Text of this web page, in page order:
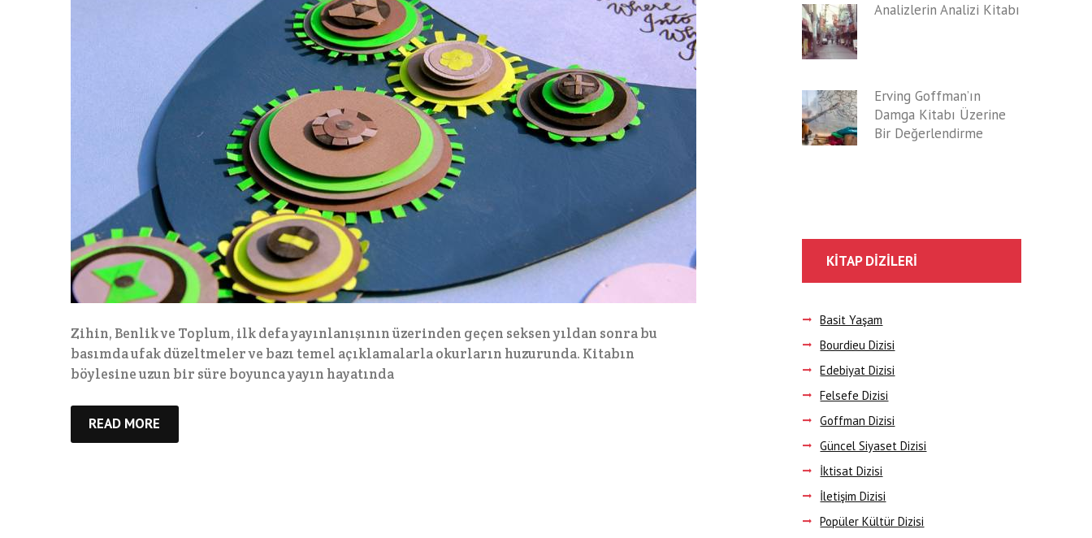
Zihin, Benlik ve Toplum, ilk defa yayınlanışının üzerinden geçen seksen yıldan sonra bu
basımda ufak düzeltmeler ve bazı temel açıklamalarla okurların huzurunda. Kitabın
böylesine uzun bir süre boyunca yayın hayatında
READ MORE
Analizlerin Analizi Kitabı
Erving Goffman’ın
Damga Kitabı Üzerine
Bir Değerlendirme
KITAP DIZILERI
Basit Yaşam
Bourdieu Dizisi
Edebiyat Dizisi
Felsefe Dizisi
Goffman Dizisi
Güncel Siyaset Dizisi
İktisat Dizisi
İletişim Dizisi
Popüler Kültür Dizisi